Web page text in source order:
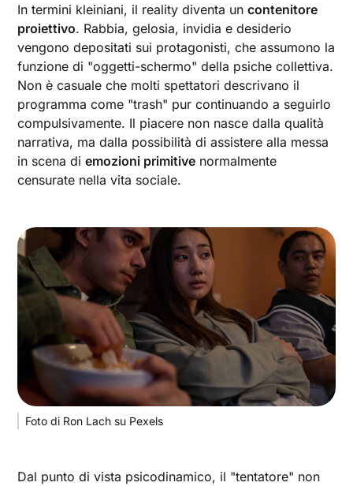
In termini kleiniani, il reality diventa uncontenitore
proiettivo. Rabbia, gelosia, invidia e desiderio
vengono depositati sui protagonisti, che assumono la
funzione di "oggetti-schermo" della psiche collettiva.
Non è casuale che molti spettatori descrivano il
programma come "trash" pur continuando a seguirlo
compulsivamente. Il piacere non nasce dalla qualità
narrativa, ma dalla possibilità di assistere alla messa
in scena diemozioni primitive normalmente
censurate nella vita sociale.
Foto di Ron Lach su Pexels
Dal punto di vista psicodinamico, il "tentatore" non